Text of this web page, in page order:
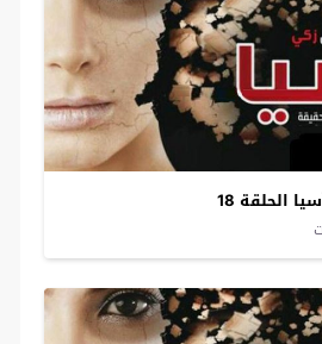
الحلقة 18